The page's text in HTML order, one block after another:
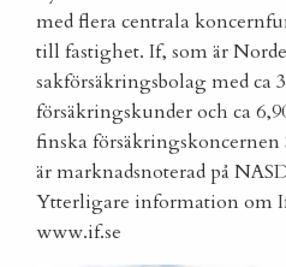
med flera centrala
till fastighet. If, som är
sakförsäkringsbolag med ca
försäkringskunder och ca
finska försäkringskoncernen
är marknadsnoterad på
Ytterligare information om
www.if.se